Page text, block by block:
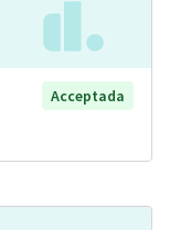
Acceptada